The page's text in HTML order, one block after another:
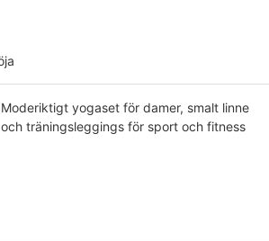
Moderiktigt yogaset för damer, smalt linne
och träningsleggings för sport och fitness